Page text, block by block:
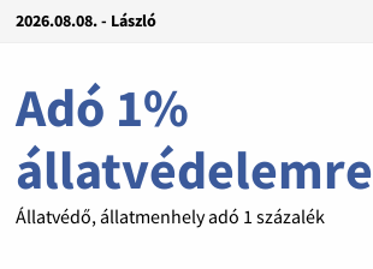
2026.08.08. - László
Adó 1%
állatvédelemre
Állatvédő, állatmenhely adó 1 százalék